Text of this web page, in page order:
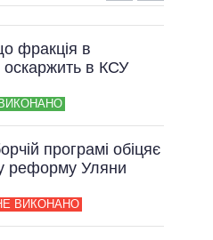
ПОЛІТИКІВ
ОБІЦЯНКИ
У ПРОЦЕСІ
ОБІЦЯНКИ
фракція в
оскаржить в КСУ
ВИКОНАНО
програмі обіцяє
реформу Уляни
ВИКОНАНО